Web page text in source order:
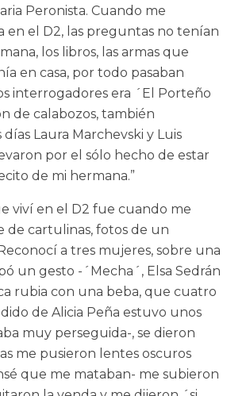
Peronista. Cuando me
en el D2, las preguntas no tenían
los libros, las armas que
en casa, por todo pasaban
interrogadores era ´El Porteño
de calabozos, también
Laura Marchevski y Luis
por el sólo hecho de estar
de mi hermana.”
viví en el D2 fue cuando me
de cartulinas, fotos de un
a tres mujeres, sobre una
un gesto -´Mecha´, Elsa Sedrán
rubia con una beba, que cuatro
de Alicia Peña estuvo unos
muy perseguida-, se dieron
me pusieron lentes oscuros
que me mataban- me subieron